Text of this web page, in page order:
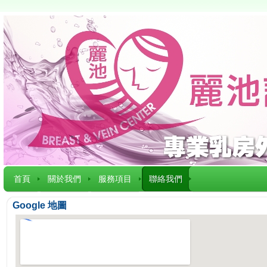
首頁 關於我們 服務項目 聯絡我們
Google 地圖